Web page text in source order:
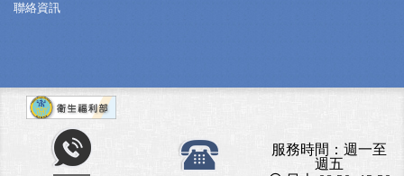
聯絡資訊
服務時間：週一至
週五